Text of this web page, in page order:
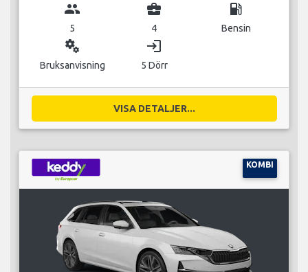
group
5
business_center
4
local_gas_station
Bensin
miscellaneous_services
Bruksanvisning
login
5 Dörr
VISA DETALJER...
KOMBI